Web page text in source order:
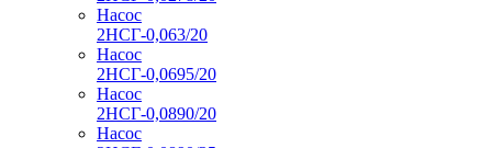
Насос
2НСГ-0,063/20
Насос
2НСГ-0,0695/20
Насос
2НСГ-0,0890/20
Насос